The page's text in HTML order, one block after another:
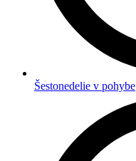
Šestonedelie v pohybe